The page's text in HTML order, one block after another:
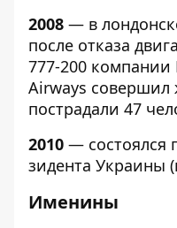
2008 — в
после отказа
777-200 компании
Airways совершил
пострадали 47
2010 — состоялся
зидента Украины
Именины